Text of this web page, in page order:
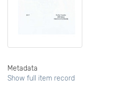
Metadata
Show full item record